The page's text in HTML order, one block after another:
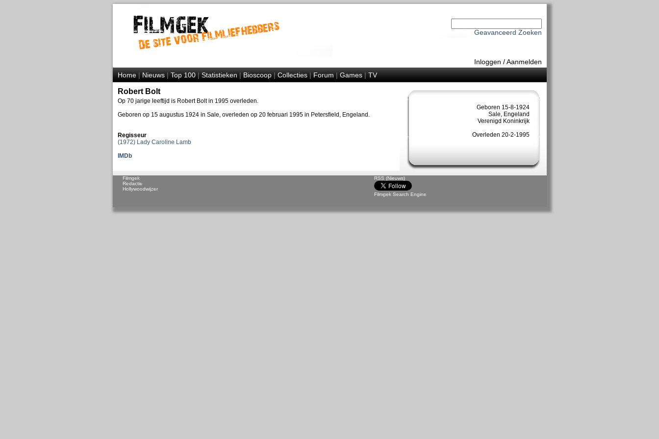
Geavanceerd Zoeken
Inloggen /Aanmelden
Home|Nieuws|Top 100|Statistieken|Bioscoop|Collecties|Forum|Games|TV
Geboren 15-8-1924
Sale, Engeland
Verenigd Koninkrijk
Overleden 20-2-1995
Robert Bolt
Op 70 jarige leeftijd is Robert Bolt in 1995 overleden.
Geboren op 15 augustus 1924 in Sale, overleden op 20 februari 1995 in Petersfield, Engeland.
Regisseur
(1972) Lady Caroline Lamb
IMDb
RSS (Nieuws)
Filmgek Search Engine
Filmgek
Redactie
Hollywoodwijzer